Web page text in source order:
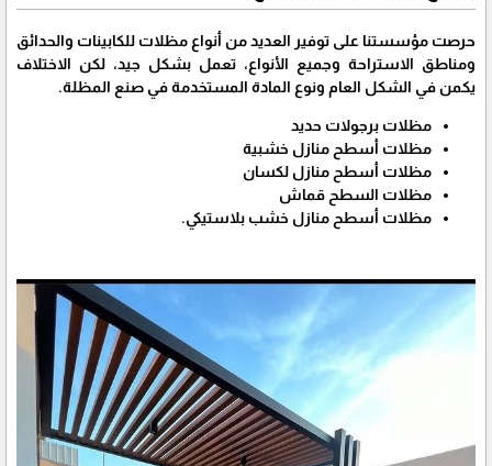
حرصت مؤسستنا على توفير العديد من أنواع مظلات للكابينات والحدائق
ومناطق الاستراحة وجميع الأنواع، تعمل بشكل جيد، لكن الاختلاف
يكمن في الشكل العام ونوع المادة المستخدمة في صنع المظلة.
مظلات برجولات حديد
مظلات أسطح منازل خشبية
مظلات أسطح منازل لكسان
مظلات السطح قماش
مظلات أسطح منازل خشب بلاستيكي.